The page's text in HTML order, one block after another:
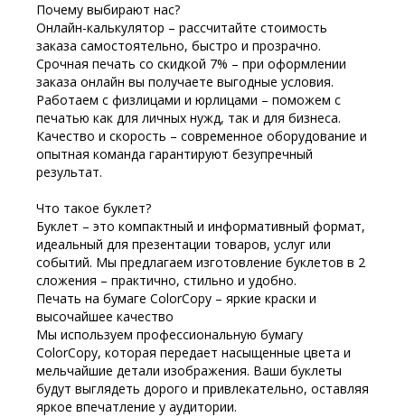
Почему выбирают нас?
Онлайн-калькулятор – рассчитайте стоимость
заказа самостоятельно, быстро и прозрачно.
Срочная печать со скидкой 7% – при оформлении
заказа онлайн вы получаете выгодные условия.
Работаем с физлицами и юрлицами – поможем с
печатью как для личных нужд, так и для бизнеса.
Качество и скорость – современное оборудование и
опытная команда гарантируют безупречный
результат.
Что такое буклет?
Буклет – это компактный и информативный формат,
идеальный для презентации товаров, услуг или
событий. Мы предлагаем изготовление буклетов в 2
сложения – практично, стильно и удобно.
Печать на бумаге ColorCopy – яркие краски и
высочайшее качество
Мы используем профессиональную бумагу
ColorCopy, которая передает насыщенные цвета и
мельчайшие детали изображения. Ваши буклеты
будут выглядеть дорого и привлекательно, оставляя
яркое впечатление у аудитории.